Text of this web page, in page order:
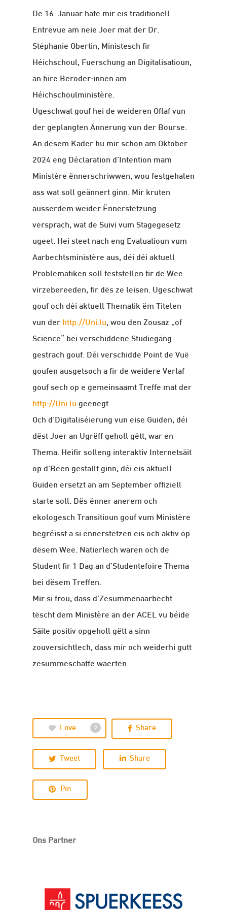
De 16. Januar hate mir eis traditionell
Entrevue am neie Joer mat der Dr.
Stéphanie Obertin, Ministesch fir
Héichschoul, Fuerschung an Digitalisatioun,
an hire Beroder:innen am
Héichschoulministère.
Ugeschwat gouf hei de weideren Oflaf vun
der geplangten Ännerung vun der Bourse.
An dësem Kader hu mir schon am Oktober
2024 eng Déclaration d’Intention mam
Ministère ënnerschriwwen, wou festgehalen
ass wat soll geännert ginn. Mir kruten
ausserdem weider Ënnerstëtzung
versprach, wat de Suivi vum Stagegesetz
ugeet. Hei steet nach eng Evaluatioun vum
Aarbechtsministère aus, déi déi aktuell
Problematiken soll feststellen fir de Wee
virzebereeden, fir dës ze leisen. Ugeschwat
gouf och déi aktuell Thematik ëm Titelen
vun der http://Uni.lu, wou den Zousaz „of
Science“ bei verschiddene Studiegäng
gestrach gouf. Déi verschidde Point de Vuë
goufen ausgetsoch a fir de weidere Verlaf
gouf sech op e gemeinsaamt Treffe mat der
http://Uni.lu geenegt.
Och d’Digitaliséierung vun eise Guiden, déi
dëst Joer an Ugrëff geholl gëtt, war en
Thema. Heifir solleng interaktiv Internetsäit
op d’Been gestallt ginn, déi eis aktuell
Guiden ersetzt an am September offiziell
starte soll. Dës ënner anerem och
ekologesch Transitioun gouf vum Ministère
begréisst a si ënnerstëtzen eis och aktiv op
dësem Wee. Natierlech waren och de
Student fir 1 Dag an d’Studentefoire Thema
bei dësem Treffen.
Mir si frou, dass d’Zesummenaarbecht
tëscht dem Ministère an der ACEL vu béide
Säite positiv opgeholl gëtt a sinn
zouversichtlech, dass mir och weiderhi gutt
zesummeschaffe wäerten.
Love 0 Share
Tweet Share
Pin
Ons Partner